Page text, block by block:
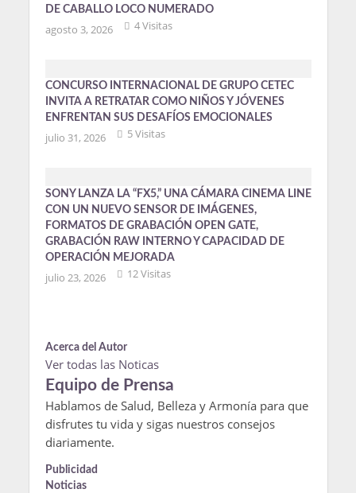
DE CABALLO LOCO NUMERADO
agosto 3, 2026 4 Visitas
CONCURSO INTERNACIONAL DE GRUPO CETEC
INVITA A RETRATAR COMO NIÑOS Y JÓVENES
ENFRENTAN SUS DESAFÍOS EMOCIONALES
julio 31, 2026 5 Visitas
SONY LANZA LA “FX5,” UNA CÁMARA CINEMA LINE
CON UN NUEVO SENSOR DE IMÁGENES,
FORMATOS DE GRABACIÓN OPEN GATE,
GRABACIÓN RAW INTERNO Y CAPACIDAD DE
OPERACIÓN MEJORADA
julio 23, 2026 12 Visitas
Acerca del Autor
Ver todas las Noticas
Equipo de Prensa
Hablamos de Salud, Belleza y Armonía para que
disfrutes tu vida y sigas nuestros consejos
diariamente.
Publicidad
Noticias